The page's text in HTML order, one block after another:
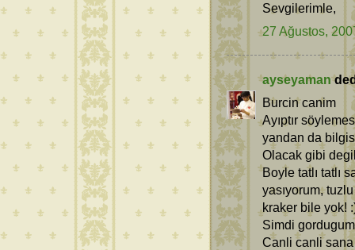
Sevgilerimle,
27 Ağustos,
ayseyaman
Burcin canim
Ayıptır
yandan da
Olacak gibi
Boyle tatlı tatlı
yasıyorum,
kraker bile yok!
Simdi
Canli canli sana